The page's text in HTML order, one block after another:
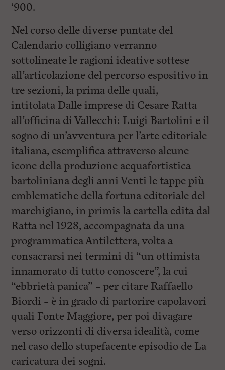
‘900.
Nel corso delle diverse puntate del
Calendario colligiano verranno
sottolineate le ragioni ideative sottese
all’articolazione del percorso espositivo in
tre sezioni, la prima delle quali,
intitolata Dalle imprese di Cesare Ratta
all’officina di Vallecchi: Luigi Bartolini e il
sogno di un’avventura per l’arte editoriale
italiana, esemplifica attraverso alcune
icone della produzione acquafortistica
bartoliniana degli anni Venti le tappe più
emblematiche della fortuna editoriale del
marchigiano, in primis la cartella edita dal
Ratta nel 1928, accompagnata da una
programmatica Antilettera, volta a
consacrarsi nei termini di “un ottimista
innamorato di tutto conoscere”, la cui
“ebbrietà panica” – per citare Raffaello
Biordi – è in grado di partorire capolavori
quali Fonte Maggiore, per poi divagare
verso orizzonti di diversa idealità, come
nel caso dello stupefacente episodio de La
caricatura dei sogni.